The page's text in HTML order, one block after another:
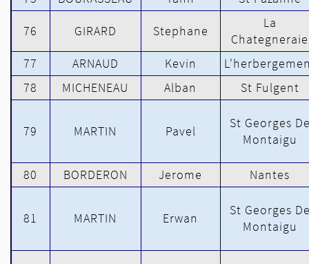
76 GIRARD Stephane
La
Chategneraie
77
ARNAUD Kevin
78
MICHENEAU Alban St Fulgent
79 MARTIN Pavel
St Georges
Montaigu
80 BORDERON Jerome Nantes
81 MARTIN Erwan
St Georges
Montaigu